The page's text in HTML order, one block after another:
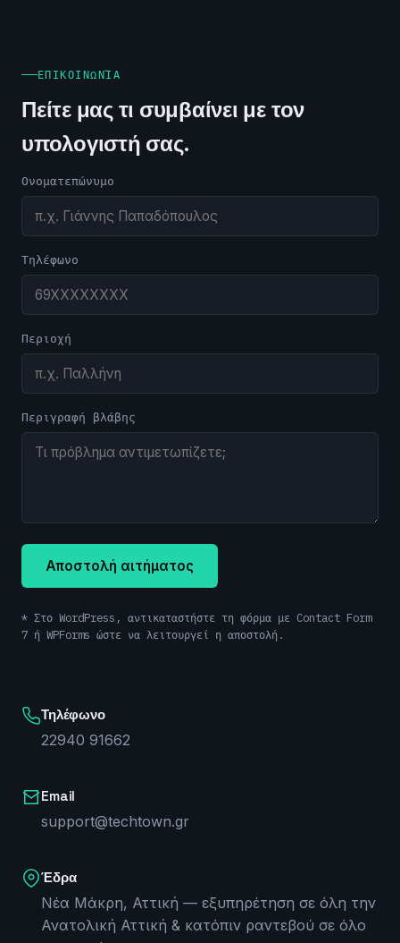
ΕΠΙΚΟΙΝΩΝΊΑ
Πείτε μας τι συμβαίνει με τον
υπολογιστή σας.
Ονοματεπώνυμο
Τηλέφωνο
Περιοχή
Περιγραφή βλάβης
Αποστολή αιτήματος
* Στο WordPress, αντικαταστήστε τη φόρμα με Contact Form
7 ή WPForms ώστε να λειτουργεί η αποστολή.
Τηλέφωνο
22940 91662
Email
support@techtown.gr
Έδρα
Νέα Μάκρη, Αττική — εξυπηρέτηση σε όλη την
Ανατολική Αττική & κατόπιν ραντεβού σε όλο